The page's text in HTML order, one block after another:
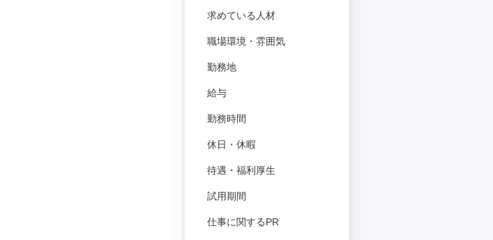
求めている人材
職場環境・雰囲気
勤務地
給与
勤務時間
休日・休暇
待遇・福利厚生
試用期間
仕事に関するPR